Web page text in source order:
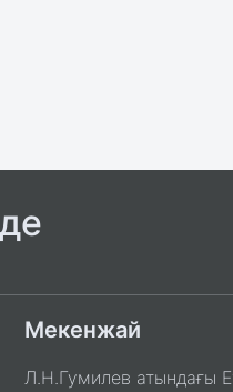
Мекенжай
Л.Н.Гумилев атындағы